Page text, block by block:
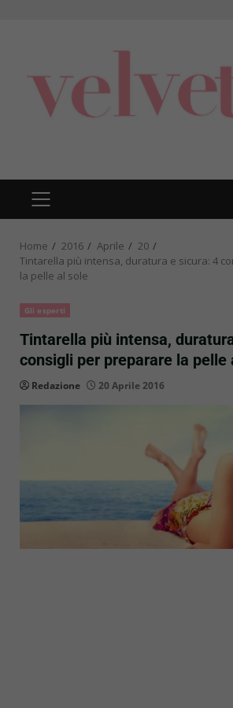
PRIMARY
MENU
Home 2016 Aprile
20
Tintarella più intensa, duratura e sicura: 4
la pelle al sole
Gli esperti
Tintarella più intensa,
consigli per preparare la pelle
Redazione 20 Aprile 2016